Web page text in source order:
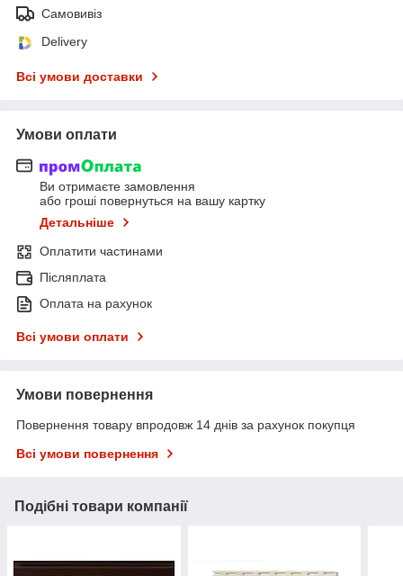
Самовивіз
Delivery
Всі умови доставки
Умови оплати
Ви отримаєте замовлення
або гроші повернуться на вашу картку
Детальніше
Оплатити частинами
Післяплата
Оплата на рахунок
Всі умови оплати
Умови повернення
Повернення товару впродовж 14 днів за рахунок покупця
Всі умови повернення
Подібні товари компанії